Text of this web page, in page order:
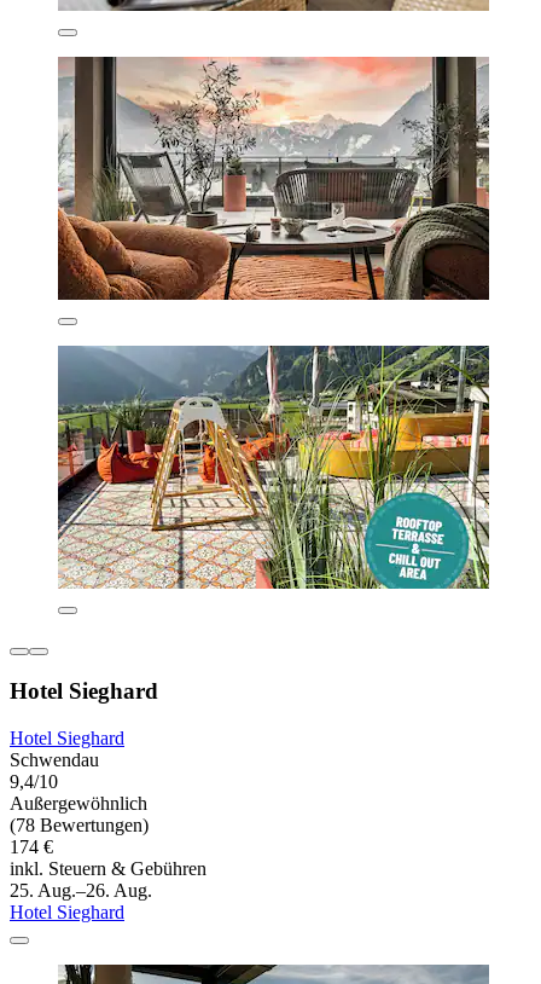
Hotel Sieghard
Hotel Sieghard
Schwendau
9,4/10
Außergewöhnlich
(78 Bewertungen)
174 €
inkl. Steuern & Gebühren
25. Aug.–26. Aug.
Hotel Sieghard